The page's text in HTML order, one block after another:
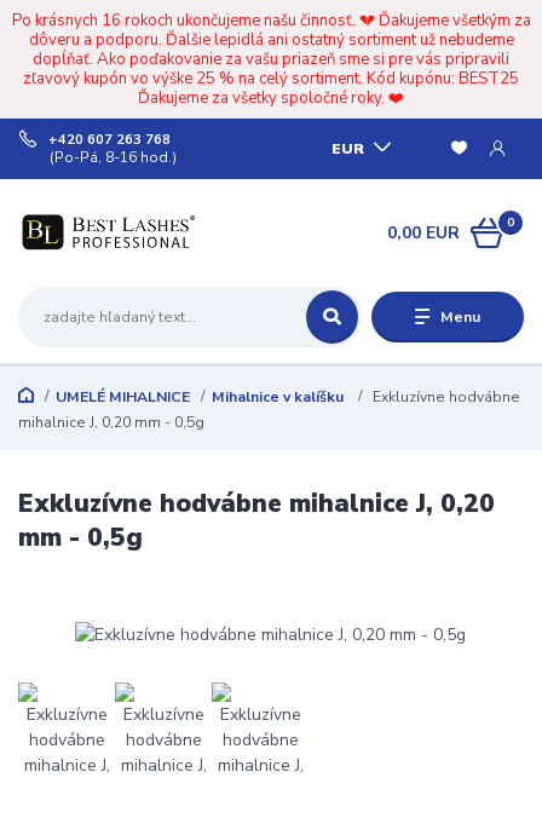
Po krásnych 16 rokoch ukončujeme našu činnosť. 💔 Ďakujeme všetkým za
dôveru a podporu. Ďalšie lepidlá ani ostatný sortiment už nebudeme
dopĺňať. Ako poďakovanie za vašu priazeň sme si pre vás pripravili
zľavový kupón vo výške 25 % na celý sortiment. Kód kupónu: BEST25
Ďakujeme za všetky spoločné roky. ❤️
Menu
EUR
+420 607 263 768
(Po-Pá, 8-16 hod.)
0
0,00 EUR
UMELÉ MIHALNICE Mihalnice v kalíšku
Exkluzívne hodvábne
mihalnice J, 0,20 mm - 0,5g
Exkluzívne hodvábne mihalnice J, 0,20
mm - 0,5g